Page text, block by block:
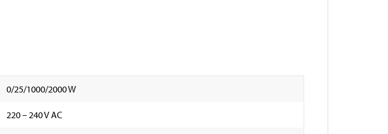
0/25/1000/2000 W
220 – 240 V AC